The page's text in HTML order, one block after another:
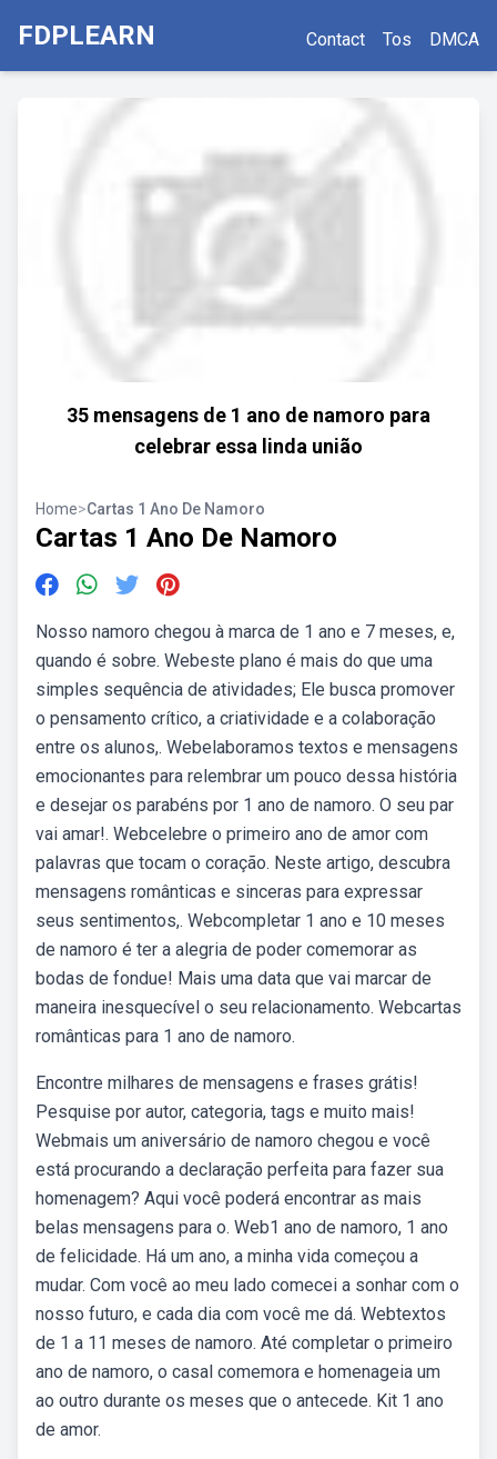
FDPLEARN Contact Tos DMCA
35 mensagens de 1 ano de namoro para
celebrar essa linda união
Home>Cartas 1 Ano De Namoro
Cartas 1 Ano De Namoro
Nosso namoro chegou à marca de 1 ano e 7 meses, e,
quando é sobre. Webeste plano é mais do que uma
simples sequência de atividades; Ele busca promover
o pensamento crítico, a criatividade e a colaboração
entre os alunos,. Webelaboramos textos e mensagens
emocionantes para relembrar um pouco dessa história
e desejar os parabéns por 1 ano de namoro. O seu par
vai amar!. Webcelebre o primeiro ano de amor com
palavras que tocam o coração. Neste artigo, descubra
mensagens românticas e sinceras para expressar
seus sentimentos,. Webcompletar 1 ano e 10 meses
de namoro é ter a alegria de poder comemorar as
bodas de fondue! Mais uma data que vai marcar de
maneira inesquecível o seu relacionamento. Webcartas
românticas para 1 ano de namoro.
Encontre milhares de mensagens e frases grátis!
Pesquise por autor, categoria, tags e muito mais!
Webmais um aniversário de namoro chegou e você
está procurando a declaração perfeita para fazer sua
homenagem? Aqui você poderá encontrar as mais
belas mensagens para o. Web1 ano de namoro, 1 ano
de felicidade. Há um ano, a minha vida começou a
mudar. Com você ao meu lado comecei a sonhar com o
nosso futuro, e cada dia com você me dá. Webtextos
de 1 a 11 meses de namoro. Até completar o primeiro
ano de namoro, o casal comemora e homenageia um
ao outro durante os meses que o antecede. Kit 1 ano
de amor.